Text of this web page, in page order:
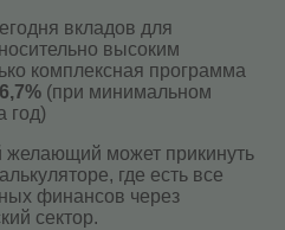
вкладов для
высоким
комплексная программа
(при минимальном
год)
может прикинуть
где есть все
финансов через
сектор.